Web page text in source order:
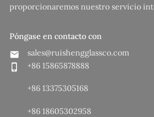
proporcionaremos nuestro servicio
Póngase en contacto con
sales@ruishengglassco.com
+86 15865878888
+86 13375305168
+86 18605302958